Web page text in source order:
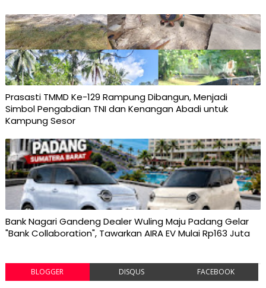
Prasasti TMMD Ke-129 Rampung Dibangun, Menjadi
Simbol Pengabdian TNI dan Kenangan Abadi untuk
Kampung Sesor
Bank Nagari Gandeng Dealer Wuling Maju Padang Gelar
"Bank Collaboration", Tawarkan AIRA EV Mulai Rp163 Juta
BLOGGER DISQUS FACEBOOK